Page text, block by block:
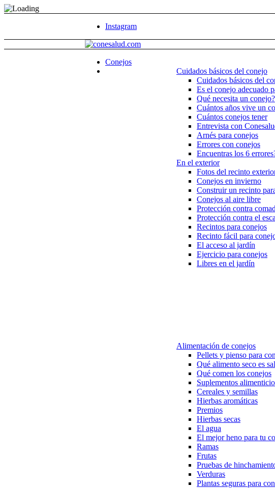
Instagram
Conejos
Cuidados básicos del conejo
Cuidados básicos del
Es el conejo adecuado
Qué necesita un conejo?
Cuántos años vive un
Cuántos conejos tener
Entrevista con
Arnés para conejos
Errores con conejos
Encuentras los 6
En el exterior
Fotos del recinto
Conejos en invierno
Construir un recinto
Conejos al aire libre
Protección contra
Protección contra el
Recintos para conejos
Recinto fácil para
El acceso al jardín
Ejercicio para conejos
Libres en el jardín
Alimentación de conejos
Pellets y pienso para
Qué alimento seco es
Qué comen los conejos
Suplementos
Cereales y semillas
Hierbas aromáticas
Premios
Hierbas secas
El agua
El mejor heno para tu
Ramas
Frutas
Pruebas de
Verduras
Plantas seguras para